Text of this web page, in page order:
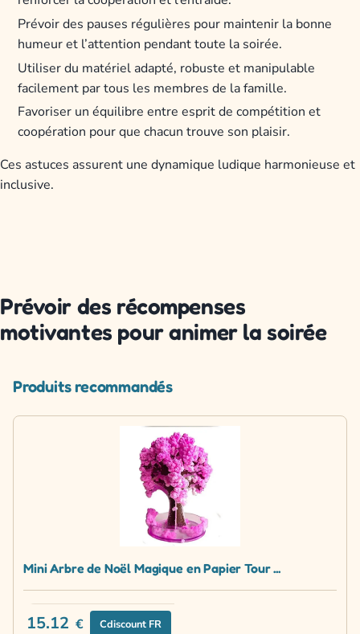
Prévoir des pauses régulières pour maintenir la bonne
humeur et l’attention pendant toute la soirée.
Utiliser du matériel adapté, robuste et manipulable
facilement par tous les membres de la famille.
Favoriser un équilibre entre esprit de compétition et
coopération pour que chacun trouve son plaisir.
Ces astuces assurent une dynamique ludique harmonieuse et
inclusive.
Prévoir des récompenses
motivantes pour animer la soirée
Produits recommandés
Mini Arbre de Noël Magique en Papier Tour ...
15.12 € Cdiscount FR